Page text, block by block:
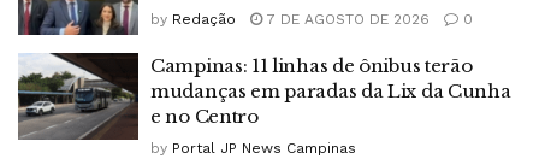
by Redação 7 DE AGOSTO DE 2026 0
Campinas: 11 linhas de ônibus terão
mudanças em paradas da Lix da Cunha
e no Centro
by Portal JP News Campinas